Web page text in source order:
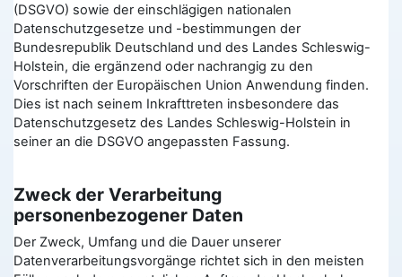
(DSGVO) sowie der einschlägigen nationalen
Datenschutzgesetze und -bestimmungen der
Bundesrepublik Deutschland und des Landes Schleswig-
Holstein, die ergänzend oder nachrangig zu den
Vorschriften der Europäischen Union Anwendung finden.
Dies ist nach seinem Inkrafttreten insbesondere das
Datenschutzgesetz des Landes Schleswig-Holstein in
seiner an die DSGVO angepassten Fassung.
Zweck der Verarbeitung
personenbezogener Daten
Der Zweck, Umfang und die Dauer unserer
Datenverarbeitungsvorgänge richtet sich in den meisten